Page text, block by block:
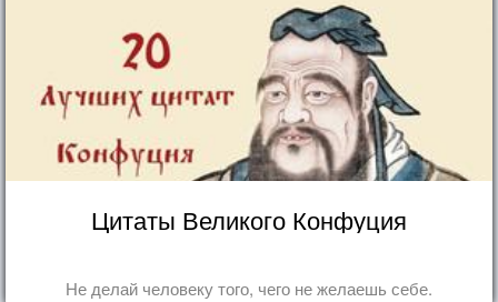
Цитаты Великого Конфуция
Не делай человеку того, чего не желаешь себе.